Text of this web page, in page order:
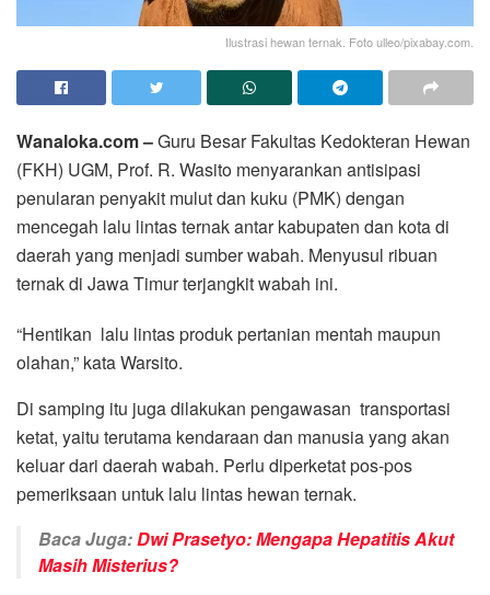
Ilustrasi hewan ternak. Foto ulleo/pixabay.com.
Wanaloka.com –Guru Besar Fakultas Kedokteran Hewan
(FKH) UGM, Prof. R. Wasito menyarankan antisipasi
penularan penyakit mulut dan kuku (PMK) dengan
mencegah lalu lintas ternak antar kabupaten dan kota di
daerah yang menjadi sumber wabah. Menyusul ribuan
ternak di Jawa Timur terjangkit wabah ini.
“Hentikan lalu lintas produk pertanian mentah maupun
olahan,” kata Warsito.
Di samping itu juga dilakukan pengawasan transportasi
ketat, yaitu terutama kendaraan dan manusia yang akan
keluar dari daerah wabah. Perlu diperketat pos-pos
pemeriksaan untuk lalu lintas hewan ternak.
Baca Juga:Dwi Prasetyo: Mengapa Hepatitis Akut
Masih Misterius?